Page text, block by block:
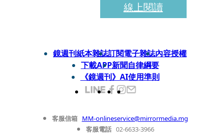
線上閱讀
鏡週刊紙本雜誌訂閱電子雜誌內容授權
下載APP新聞自律綱要
《鏡週刊》AI使用準則
客服信箱 MM-onlineservice@mirrormedia.mg
客服電話 02-6633-3966